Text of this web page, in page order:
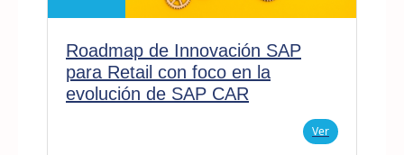
Roadmap de Innovación SAP
para Retail con foco en la
evolución de SAP CAR
Ver